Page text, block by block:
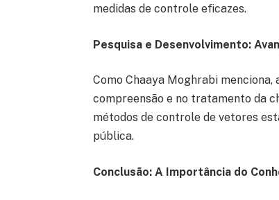
medidas de controle eficazes.
Pesquisa e Desenvolvimento:
Como Chaaya Moghrabi
compreensão e no tratamento da
métodos de controle de vetores
pública.
Conclusão: A Importância do